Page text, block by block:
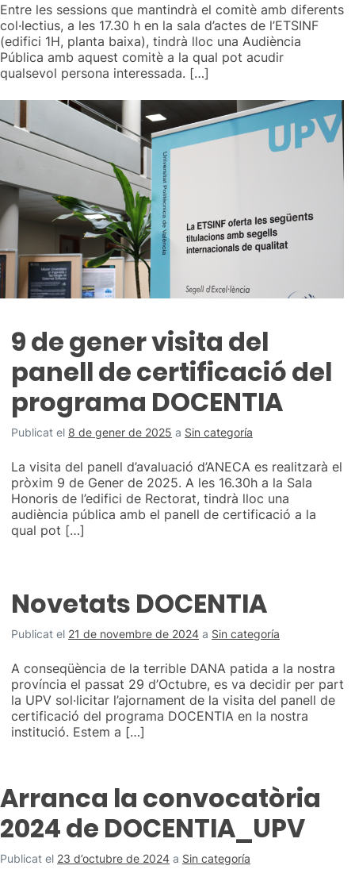
Entre les sessions que mantindrà el comitè amb diferents
col·lectius, a les 17.30 h en la sala d’actes de l’ETSINF
(edifici 1H, planta baixa), tindrà lloc una Audiència
Pública amb aquest comitè a la qual pot acudir
qualsevol persona interessada. […]
9 de gener visita del
panell de certificació del
programa DOCENTIA
Publicat el 8 de gener de 2025 a Sin categoría
La visita del panell d’avaluació d’ANECA es realitzarà el
pròxim 9 de Gener de 2025. A les 16.30h a la Sala
Honoris de l’edifici de Rectorat, tindrà lloc una
audiència pública amb el panell de certificació a la
qual pot […]
Novetats DOCENTIA
Publicat el 21 de novembre de 2024 a Sin categoría
A conseqüència de la terrible DANA patida a la nostra
província el passat 29 d’Octubre, es va decidir per part
la UPV sol·licitar l’ajornament de la visita del panell de
certificació del programa DOCENTIA en la nostra
institució. Estem a […]
Arranca la convocatòria
2024 de DOCENTIA_UPV
Publicat el 23 d’octubre de 2024 a Sin categoría